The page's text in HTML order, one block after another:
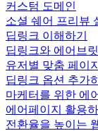
커스텀 도메인
소셜 쉐어 프리뷰
딥링크 이해하기
딥링크와 에어브
유저별 맞춤 페이
딥링크 옵션 추가
마케터를 위한 에
에어페이지 활용하
전환율을 높이는